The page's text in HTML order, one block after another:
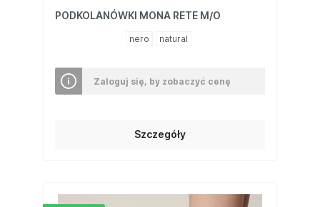
PODKOLANÓWKI MONA RETE M/O
nero natural
Zaloguj się, by zobaczyć cenę
Szczegóły